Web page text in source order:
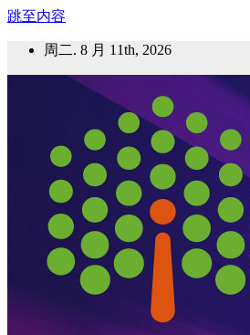
跳至内容
周二. 8 月 11th, 2026